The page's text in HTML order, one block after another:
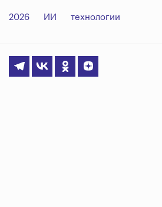
2026 ИИ технологии